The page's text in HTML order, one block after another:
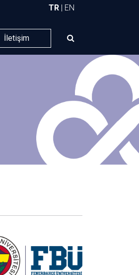
TR | EN
İletişim